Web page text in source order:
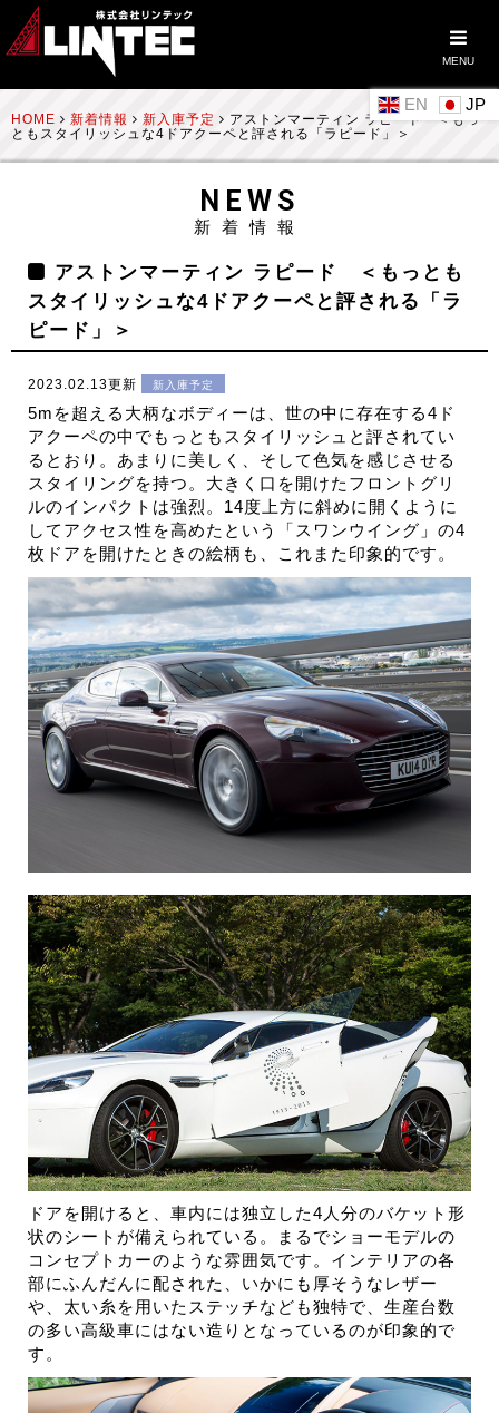
MENU
EN
HOME 新着情報 新入庫予定
アストンマーティン ラピード ＜もっ
ともスタイリッシュな4ドアクーペと評される「ラピード」＞
NEWS
新着情報
アストンマーティン ラピード ＜もっとも
スタイリッシュな4ドアクーペと評される「ラ
ピード」＞
2023.02.13更新 新入庫予定
5mを超える大柄なボディーは、世の中に存在する4ド
アクーペの中でもっともスタイリッシュと評されてい
るとおり。あまりに美しく、そして色気を感じさせる
スタイリングを持つ。大きく口を開けたフロントグリ
ルのインパクトは強烈。14度上方に斜めに開くように
してアクセス性を高めたという「スワンウイング」の4
枚ドアを開けたときの絵柄も、これまた印象的です。
ドアを開けると、車内には独立した4人分のバケット形
状のシートが備えられている。まるでショーモデルの
コンセプトカーのような雰囲気です。インテリアの各
部にふんだんに配された、いかにも厚そうなレザー
や、太い糸を用いたステッチなども独特で、生産台数
の多い高級車にはない造りとなっているのが印象的で
す。